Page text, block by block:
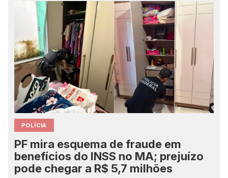
POLÍCIA
PF mira esquema de fraude em
benefícios do INSS no MA; prejuízo
pode chegar a R$ 5,7 milhões